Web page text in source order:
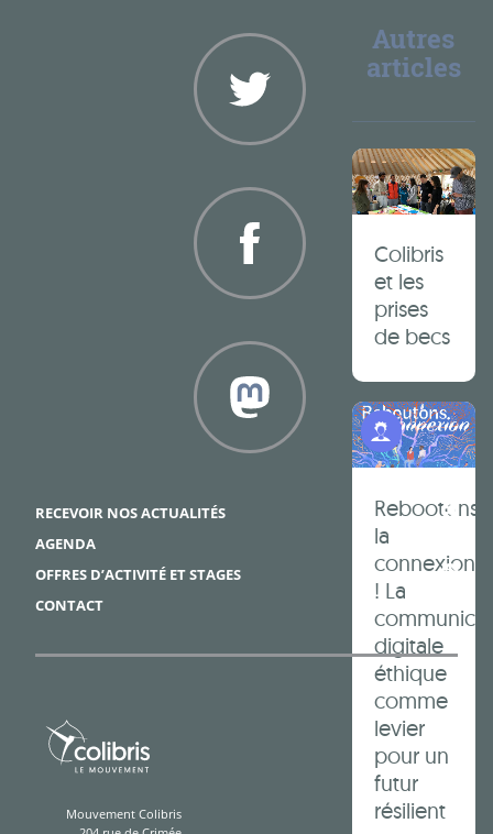
Autres
articles
Colibris
et les
prises
de becs
Programme Jeunes
Rebootons
la
connexion
! La
digitale
éthique
comme
levier
pour un
futur
résilient
Mouvement Colibris
RECEVOIR NOS ACTUALITÉS
AGENDA
OFFRES D’ACTIVITÉ ET STAGES
CONTACT